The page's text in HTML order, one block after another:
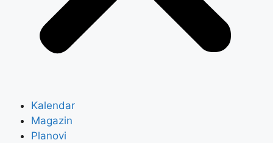
Kalendar
Magazin
Planovi